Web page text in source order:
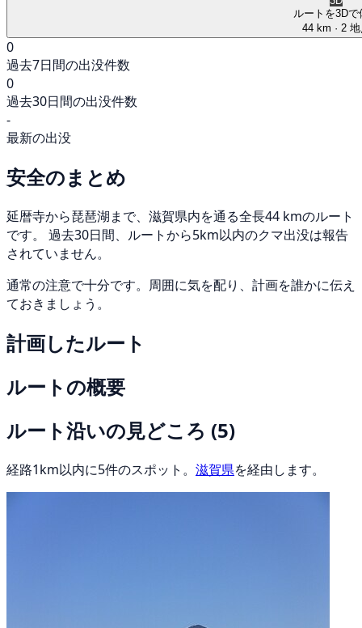
ルートを3Dで
44 km · 2
0
過去7日間の出没件数
0
過去30日間の出没件数
-
最新の出没
安全のまとめ
延暦寺から琵琶湖まで、滋賀県内を通る全長44 kmのルート
です。 過去30日間、ルートから5km以内のクマ出没は報告
されていません。
通常の注意で十分です。周囲に気を配り、計画を誰かに伝え
ておきましょう。
計画したルート
ルートの概要
ルート沿いの見どころ (5)
経路1km以内に5件のスポット。 滋賀県を経由します。